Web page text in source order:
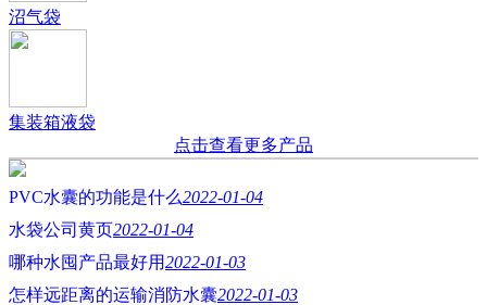
沼气袋
集装箱液袋
点击查看更多产品
PVC水囊的功能是什么2022-01-04
水袋公司黄页2022-01-04
哪种水囤产品最好用2022-01-03
怎样远距离的运输消防水囊2022-01-03